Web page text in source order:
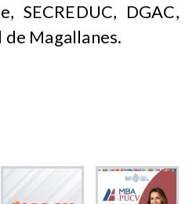
SECREDUC, DGAC,
Magallanes.